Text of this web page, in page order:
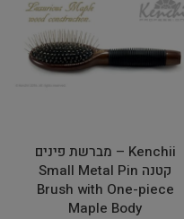
Kenchii – מברשת פינים
קטנה Small Metal Pin
Brush with One-piece
Maple Body